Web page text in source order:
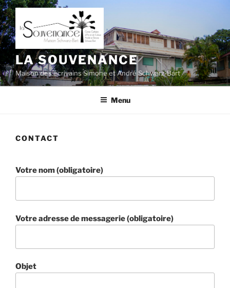
Aller
au
contenu
principal
LA SOUVENANCE
Maison des écrivains Simone et André Schwarz-Bart
Menu
CONTACT
Votre nom (obligatoire)
Votre adresse de messagerie (obligatoire)
Objet